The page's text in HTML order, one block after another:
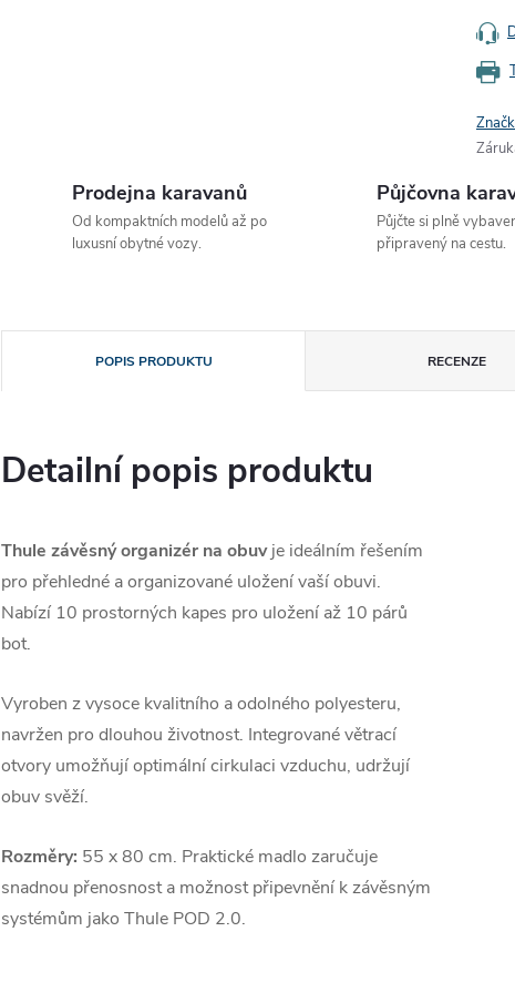
Prodejna karavanů
Od kompaktních modelů až po
luxusní obytné vozy.
Půjčovna
Půjčte si plně
připravený na cestu.
POPIS PRODUKTU RECENZE
Detailní popis produktu
Thule závěsný organizér na obuvje ideálním řešením
pro přehledné a organizované uložení vaší obuvi.
Nabízí 10 prostorných kapes pro uložení až 10 párů
bot.
Vyroben z vysoce kvalitního a odolného polyesteru,
navržen pro dlouhou životnost. Integrované větrací
otvory umožňují optimální cirkulaci vzduchu, udržují
obuv svěží.
Rozměry: 55 x 80 cm. Praktické madlo zaručuje
snadnou přenosnost a možnost připevnění k závěsným
systémům jako Thule POD 2.0.